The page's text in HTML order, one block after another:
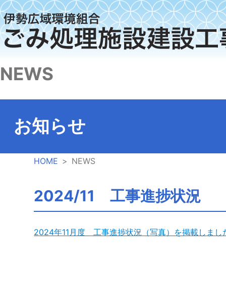
伊
勢
広
域
環
境
NEWS
お知らせ
HOME NEWS
2024/11 工事進捗状況
2024年11月度 工事進捗状況（写真）を掲載しまし